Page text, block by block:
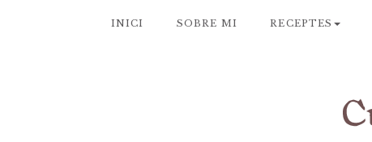
INICI SOBRE MI RECEPTES